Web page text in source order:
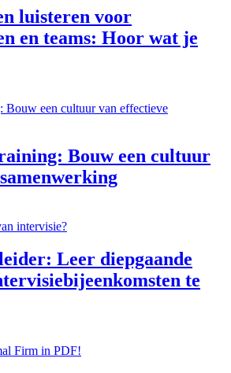
luisteren voor
en teams: Hoor wat je
Bouw een cultuur
Leer diepgaande
te